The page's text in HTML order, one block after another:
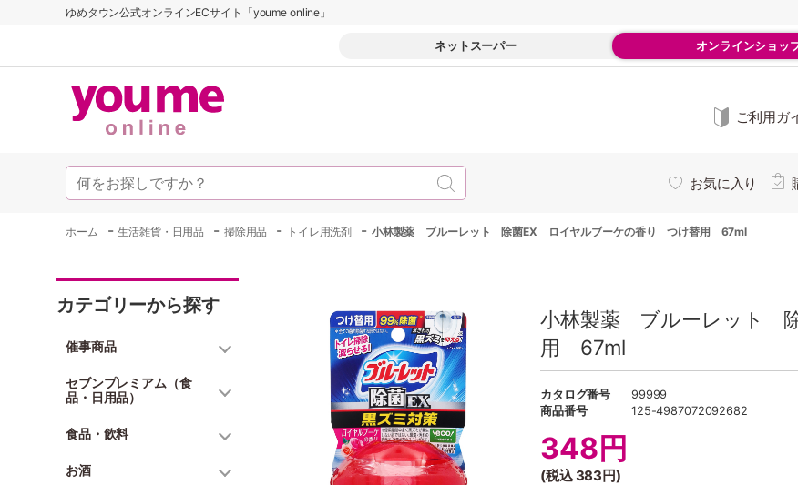
ゆめタウン公式オンラインECサイト「youme online」
ネットスーパー オンラインショッ
ご利用ガ
お気に入り
ホーム -生活雑貨・日用品 - 掃除用品 - トイレ用洗剤 - 小林製薬 ブルーレット 除菌EX ロイヤルブーケの香り つけ替用 67ml
カテゴリーから探す
催事商品
セブンプレミアム（食
品・日用品）
食品・飲料
お酒
小林製薬 ブルーレット
用 67ml
カタログ番号
99999
商品番号
125-4987072092682
348円
(税込 383円)